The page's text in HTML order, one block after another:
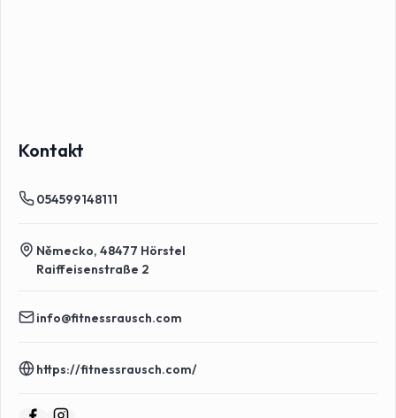
Kontakt
054599148111
Německo, 48477 Hörstel
Raiffeisenstraße 2
info@fitnessrausch.com
https://fitnessrausch.com/